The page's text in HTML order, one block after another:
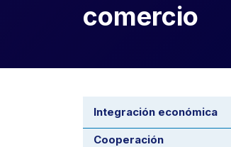
comercio
Integración económica
Cooperación